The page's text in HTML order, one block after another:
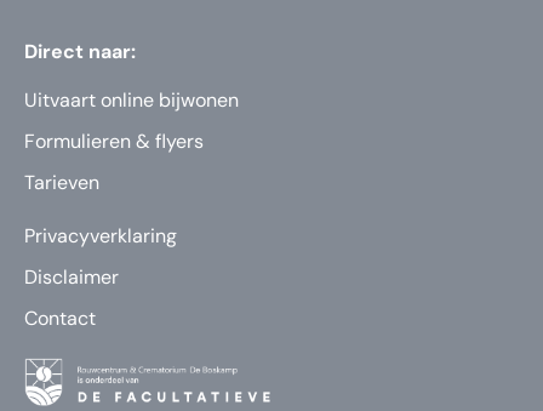
Direct naar:
Uitvaart online bijwonen
Formulieren & flyers
Tarieven
Privacyverklaring
Disclaimer
Contact